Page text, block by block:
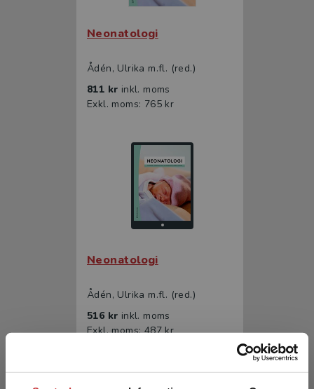
Neonatologi
Ådén, Ulrika m.fl. (red.)
811 kr inkl. moms
Exkl. moms: 765 kr
Neonatologi
Ådén, Ulrika m.fl. (red.)
516 kr inkl. moms
Exkl. moms: 487 kr